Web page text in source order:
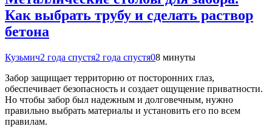
Как выбрать трубу и сделать раствор
бетона
Кузьмич2 года спустя2 года спустя08 минуты
Забор защищает территорию от посторонних глаз,
обеспечивает безопасность и создает ощущение приватности.
Но чтобы забор был надежным и долговечным, нужно
правильно выбрать материалы и установить его по всем
правилам.